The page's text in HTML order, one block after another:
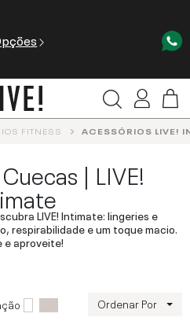
FITNESS ACESSÓRIOS LIVE!
| LIVE!
LIVE! Intimate: lingeries e
respirabilidade e um toque macio.
e aproveite!
Ordenar Por